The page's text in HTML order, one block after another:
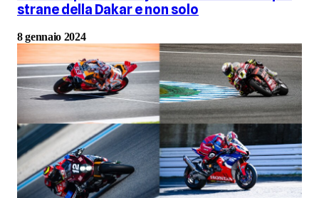
strane della Dakar e non solo
8 gennaio 2024